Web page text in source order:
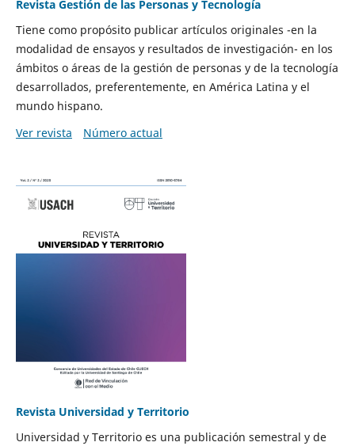
Revista Gestión de las Personas y Tecnología
Tiene como propósito publicar artículos originales -en la
modalidad de ensayos y resultados de investigación- en los
ámbitos o áreas de la gestión de personas y de la tecnología
desarrollados, preferentemente, en América Latina y el
mundo hispano.
Ver revista
Número actual
Revista Universidad y Territorio
Universidad y Territorio es una publicación semestral y de